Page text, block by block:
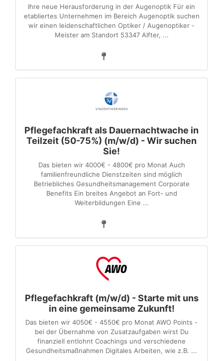
Ihre neue Herausforderung in der Augenoptik Für ein
etabliertes Unternehmen im Bereich Augenoptik suchen
wir einen leidenschaftlichen Optiker / Augenoptiker -
Meister am Standort 53347 Alfter, ...
Pflegefachkraft als Dauernachtwache in
Teilzeit (50-75%) (m/w/d) - Wir suchen
Sie!
Das bieten wir 4000€ - 4800€ pro Monat Auch
familienfreundliche Dienstzeiten sind möglich
Betriebliches Gesundheitsmanagement Corporate
Benefits Ein breites Angebot an Fort- und
Weiterbildungen Eine ...
Pflegefachkraft (m/w/d) - Starte mit uns
in eine gemeinsame Zukunft!
Das bieten wir 4050€ - 4550€ pro Monat AWO Points -
bei der Übernahme von Zusatzaufgaben wirst Du
finanziell entlohnt Coachings und verschiedene
Gesundheitsmaßnahmen Digitales Arbeiten, wie z.B. ...